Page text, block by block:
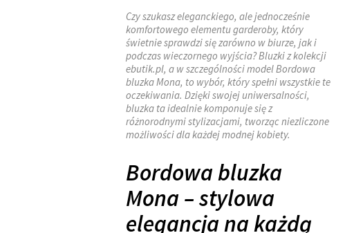
Czy szukasz eleganckiego, ale jednocześnie
komfortowego elementu garderoby, który
świetnie sprawdzi się zarówno w biurze, jak i
podczas wieczornego wyjścia? Bluzki z kolekcji
ebutik.pl, a w szczególności model Bordowa
bluzka Mona, to wybór, który spełni wszystkie te
oczekiwania. Dzięki swojej uniwersalności,
bluzka ta idealnie komponuje się z
różnorodnymi stylizacjami, tworząc niezliczone
możliwości dla każdej modnej kobiety.
Bordowa bluzka
Mona – stylowa
elegancja na każdą